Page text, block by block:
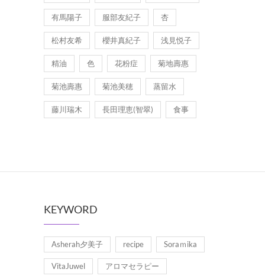
有馬陽子 服部友紀子 杏
松村友希 櫻井真紀子 浅見悦子
精油 色 花粉症 菊地壽惠
菊池壽惠 菊池美穂 蒸留水
藤川瑞木 長田理恵(智翠) 食事
KEYWORD
Asherah夕美子 recipe Soraｍika
VitaJuwel アロマセラピー